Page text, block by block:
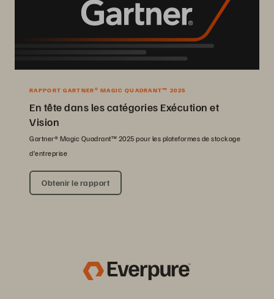
RAPPORT GARTNER® MAGIC QUADRANT™ 2025
En tête dans les catégories Exécution et
Vision
Gartner® Magic Quadrant™ 2025 pour les plateformes de stockage
d’entreprise
Obtenir le rapport